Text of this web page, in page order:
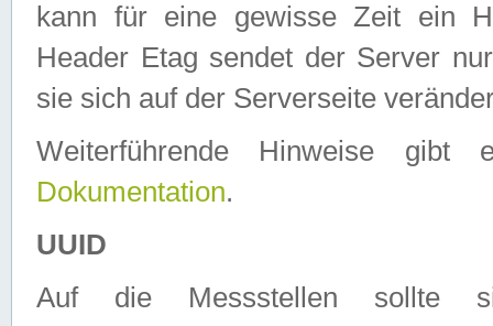
kann für eine gewisse Zeit ein
Header Etag sendet der Server
sie sich auf der Serverseite
Weiterführende Hinweise
Dokumentation.
UUID
Auf die Messstellen sollte